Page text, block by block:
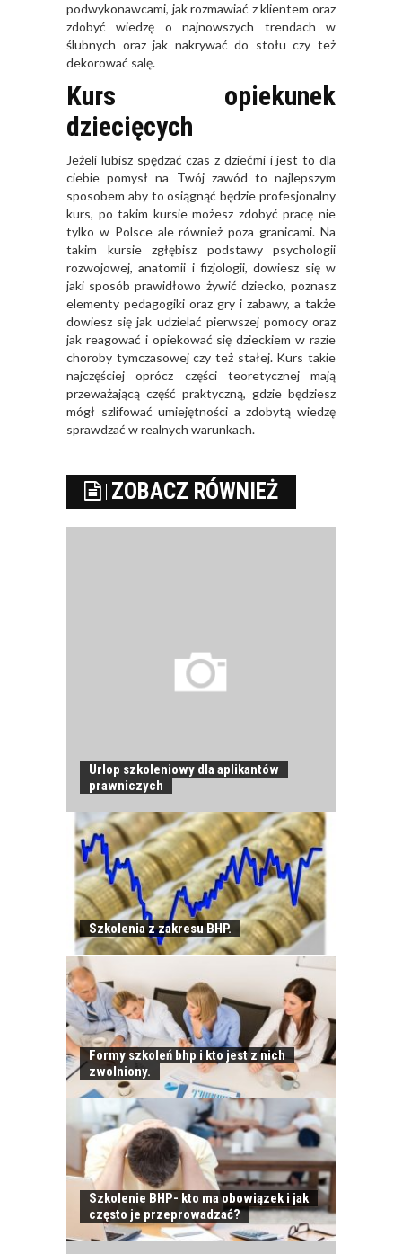
podwykonawcami, jak rozmawiać z klientem oraz
zdobyć wiedzę o najnowszych trendach w
ślubnych oraz jak nakrywać do stołu czy też
dekorować salę.
Kurs opiekunek
dziecięcych
Jeżeli lubisz spędzać czas z dziećmi i jest to dla
ciebie pomysł na Twój zawód to najlepszym
sposobem aby to osiągnąć będzie profesjonalny
kurs, po takim kursie możesz zdobyć pracę nie
tylko w Polsce ale również poza granicami. Na
takim kursie zgłębisz podstawy psychologii
rozwojowej, anatomii i fizjologii, dowiesz się w
jaki sposób prawidłowo żywić dziecko, poznasz
elementy pedagogiki oraz gry i zabawy, a także
dowiesz się jak udzielać pierwszej pomocy oraz
jak reagować i opiekować się dzieckiem w razie
choroby tymczasowej czy też stałej. Kurs takie
najczęściej oprócz części teoretycznej mają
przeważającą część praktyczną, gdzie będziesz
mógł szlifować umiejętności a zdobytą wiedzę
sprawdzać w realnych warunkach.
ZOBACZ RÓWNIEŻ
Urlop szkoleniowy dla aplikantów
prawniczych
Szkolenia z zakresu BHP.
Formy szkoleń bhp i kto jest z nich
zwolniony.
Szkolenie BHP- kto ma obowiązek i jak
często je przeprowadzać?
JAK POWINNO
WYGLĄDAĆ
SZKOLENIE
PRACOWNIKÓW?
CZĘŚĆ PIERWSZA!
JAK POWINNO
WYGLĄDAĆ
PRAWIDŁOWE
SZKOLENIE
PRACOWNIKÓW?
CZĘŚĆ DRUGA!
ROZWÓJ
PRACOWNIKA - JAK O